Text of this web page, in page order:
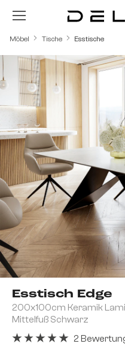
Zum Hauptinhalt springen
Möbel Tische Esstische
Esstisch Edge
200x100cm Keramik
Mittelfuß Schwarz
2
Bildergalerie überspringen